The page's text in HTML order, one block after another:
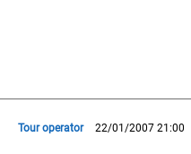
Tour operator 22/01/2007 21:00